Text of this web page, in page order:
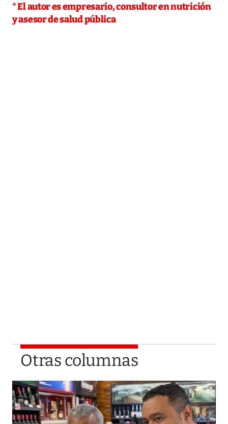
* El autor es empresario, consultor en nutrición
y asesor de salud pública
Otras columnas